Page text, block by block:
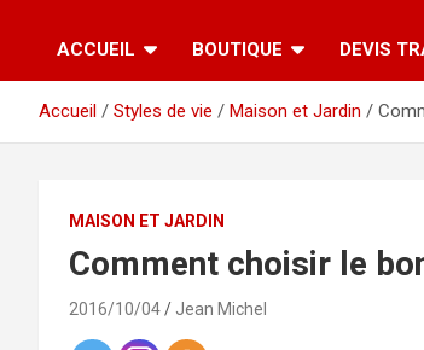
ACCUEIL BOUTIQUE DEVIS
Accueil Styles de vie Maison et Jardin
MAISON ET JARDIN
Comment choisir le
2016/10/04 Jean Michel